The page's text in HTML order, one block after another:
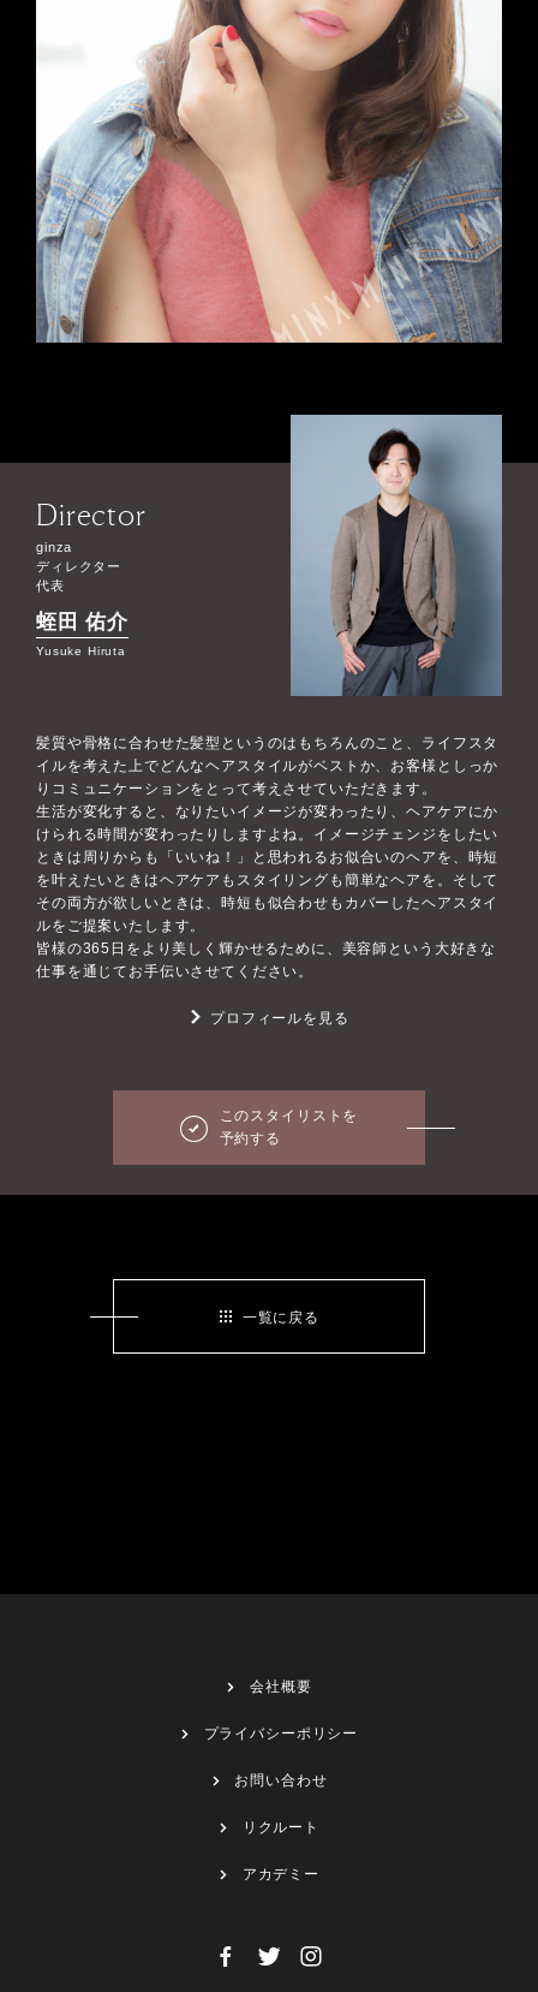
Director
ginza
ディレクター
代表
蛭田 佑介
Yusuke Hiruta
髪質や骨格に合わせた髪型というのはもちろんのこと、ライフスタ
イルを考えた上でどんなヘアスタイルがベストか、お客様としっか
りコミュニケーションをとって考えさせていただきます。
生活が変化すると、なりたいイメージが変わったり、ヘアケアにか
けられる時間が変わったりしますよね。イメージチェンジをしたい
ときは周りからも「いいね！」と思われるお似合いのヘアを、時短
を叶えたいときはヘアケアもスタイリングも簡単なヘアを。そして
その両方が欲しいときは、時短も似合わせもカバーしたヘアスタイ
ルをご提案いたします。
皆様の365日をより美しく輝かせるために、美容師という大好きな
仕事を通じてお手伝いさせてください。
プロフィールを見る
このスタイリストを
予約する
一覧に戻る
会社概要
プライバシーポリシー
お問い合わせ
リクルート
アカデミー